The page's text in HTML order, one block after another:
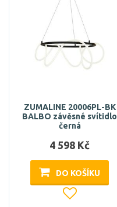
ZUMALINE 20006PL-BK
BALBO závěsné svítidlo
černá
4 598 Kč
DO KOŠÍKU